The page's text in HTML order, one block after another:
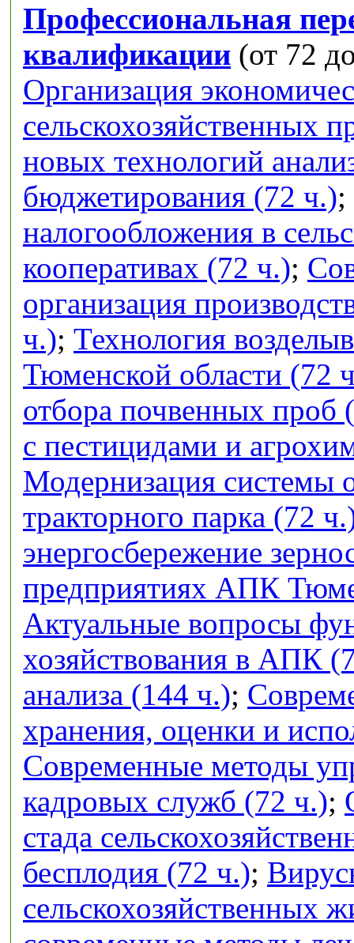
Профессиональная
квалификации (от 72
Организация
сельскохозяйственных
новых технологий
бюджетирования (72 ч.);
налогообложения в
кооперативах (72 ч.);
организация
ч.); Технология
Тюменской области (72
отбора почвенных проб
с пестицидами и
Модернизация системы
тракторного парка (72
энергосбережение
предприятиях АПК
Актуальные вопросы
хозяйствования в АПК
анализа (144 ч.);
хранения, оценки и
Современные методы
кадровых служб (72 ч.);
стада
бесплодия (72 ч.);
сельскохозяйственных